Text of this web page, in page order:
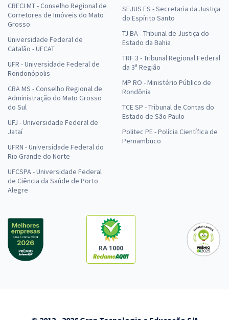
CRECI MT - Conselho Regional de
Corretores de Imóveis do Mato
Grosso
Universidade Federal de
Catalão - UFCAT
UFR - Universidade Federal de
Rondonópolis
CRA MS - Conselho Regional de
Administração do Mato Grosso
do Sul
UFJ - Universidade Federal de
Jataí
UFRN - Universidade Federal do
Rio Grande do Norte
UFCSPA - Universidade Federal
de Ciência da Saúde de Porto
Alegre
SEJUS ES - Secretaria da Justiça
do Espírito Santo
TJ BA - Tribunal de Justiça do
Estado da Bahia
TRF 3 - Tribunal Regional Federal
da 3ª Região
MP RO - Ministério Público de
Rondônia
TCE SP - Tribunal de Contas do
Estado de São Paulo
Politec PE - Polícia Científica de
Pernambuco
RA 1000